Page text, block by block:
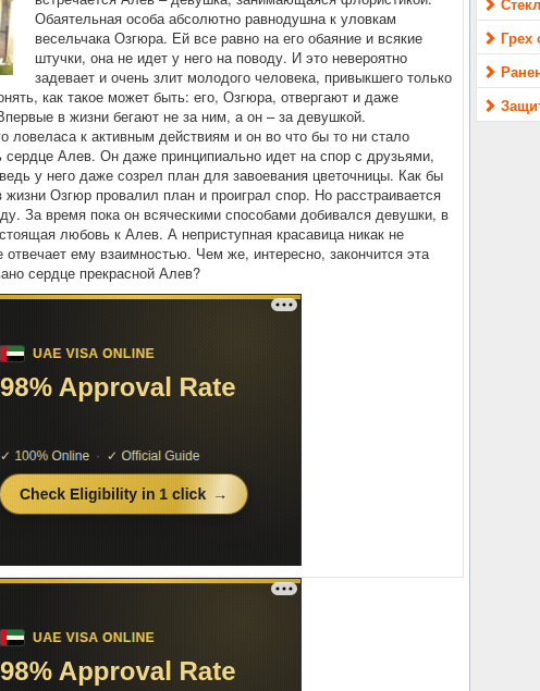
Обаятельная особа абсолютно равнодушна к уловкам
весельчака Озгюра. Ей все равно на его обаяние и всякие
штучки, она не идет у него на поводу. И это невероятно
задевает и очень злит молодого человека, привыкшего только
как такое может быть: его, Озгюра, отвергают и даже
в жизни бегают не за ним, а он – за девушкой.
ловеласа к активным действиям и он во что бы то ни стало
сердце Алев. Он даже принципиально идет на спор с друзьями,
у него даже созрел план для завоевания цветочницы. Как бы
Озгюр провалил план и проиграл спор. Но расстраивается
За время пока он всяческими способами добивался девушки, в
любовь к Алев. А неприступная красавица никак не
отвечает ему взаимностью. Чем же, интересно, закончится эта
сердце прекрасной Алев?
Грех